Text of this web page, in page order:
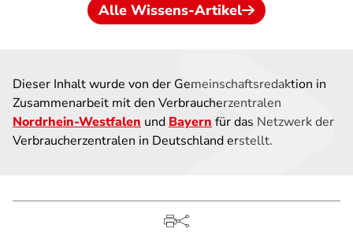
Alle Wissens-Artikel
Dieser Inhalt wurde von der Gemeinschaftsredaktion in
Zusammenarbeit mit den Verbraucherzentralen
Nordrhein-Westfalen und Bayern für das Netzwerk der
Verbraucherzentralen in Deutschland erstellt.